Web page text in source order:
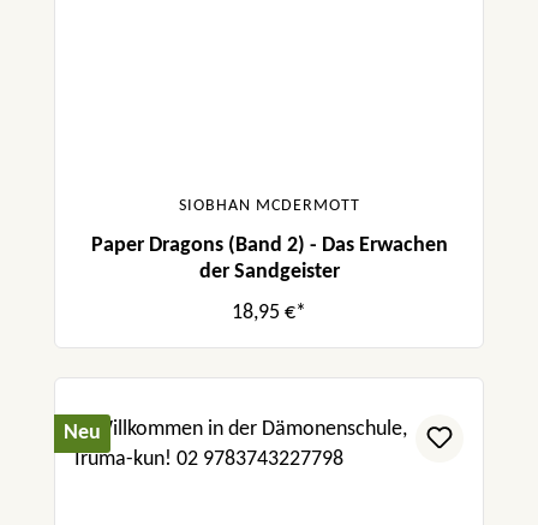
SIOBHAN MCDERMOTT
Paper Dragons (Band 2) - Das Erwachen
der Sandgeister
18,95 €*
Neu